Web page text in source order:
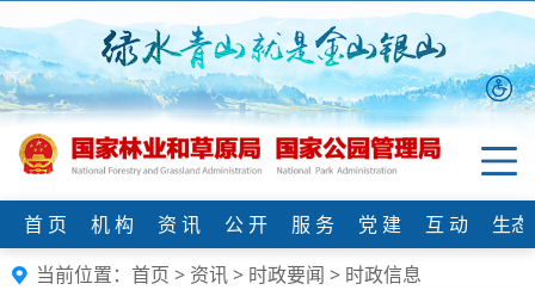
首 页 机 构 资 讯 公 开 服 务 党 建 互 动
生
当前位置： 首页 > 资讯> 时政要闻 > 时政信息